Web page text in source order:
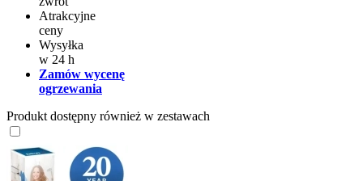
Atrakcyjne
ceny
Wysyłka
w 24 h
Zamów wycenę
ogrzewania
Produkt dostępny również w zestawach